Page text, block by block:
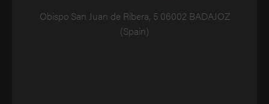
Obispo San Juan de Ribera, 5 06002 BADAJOZ
(Spain)